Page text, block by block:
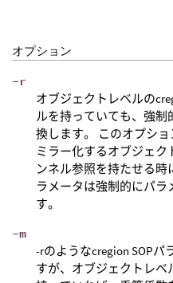
オプション
-r
オブジェクトレベルの
ルを持っていても、強制
換します。 このオプシ
ミラー化するオブジェ
ンネル参照を持たせる時
ラメータは強制的にパ
す。
-m
-rのようなcregion SOP
すが、オブジェクトレベ